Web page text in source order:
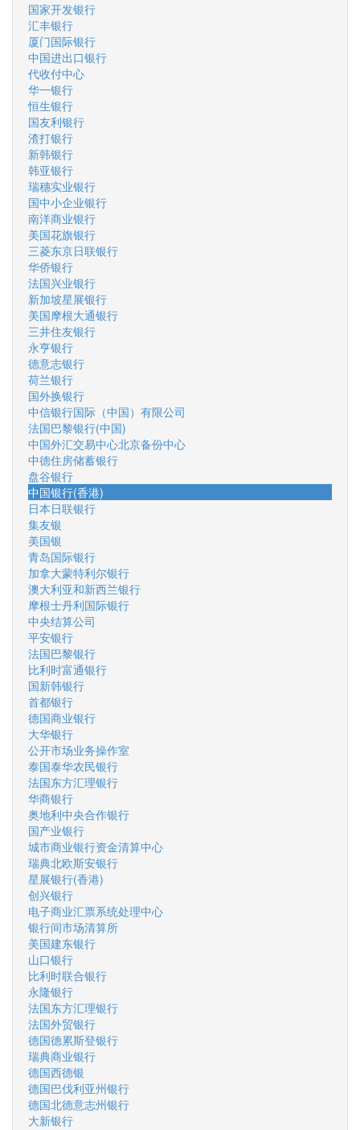
国家开发银行
汇丰银行
厦门国际银行
中国进出口银行
代收付中心
华一银行
恒生银行
国友利银行
渣打银行
新韩银行
韩亚银行
瑞穗实业银行
国中小企业银行
南洋商业银行
美国花旗银行
三菱东京日联银行
华侨银行
法国兴业银行
新加坡星展银行
美国摩根大通银行
三井住友银行
永亨银行
德意志银行
荷兰银行
国外换银行
中信银行国际（中国）有限公司
法国巴黎银行(中国)
中国外汇交易中心北京备份中心
中德住房储蓄银行
盘谷银行
中国银行(香港)
日本日联银行
集友银
美国银
青岛国际银行
加拿大蒙特利尔银行
澳大利亚和新西兰银行
摩根士丹利国际银行
中央结算公司
平安银行
法国巴黎银行
比利时富通银行
国新韩银行
首都银行
德国商业银行
大华银行
公开市场业务操作室
泰国泰华农民银行
法国东方汇理银行
华商银行
奥地利中央合作银行
国产业银行
城市商业银行资金清算中心
瑞典北欧斯安银行
星展银行(香港)
创兴银行
电子商业汇票系统处理中心
银行间市场清算所
美国建东银行
山口银行
比利时联合银行
永隆银行
法国东方汇理银行
法国外贸银行
德国德累斯登银行
瑞典商业银行
德国西德银
德国巴伐利亚州银行
德国北德意志州银行
大新银行